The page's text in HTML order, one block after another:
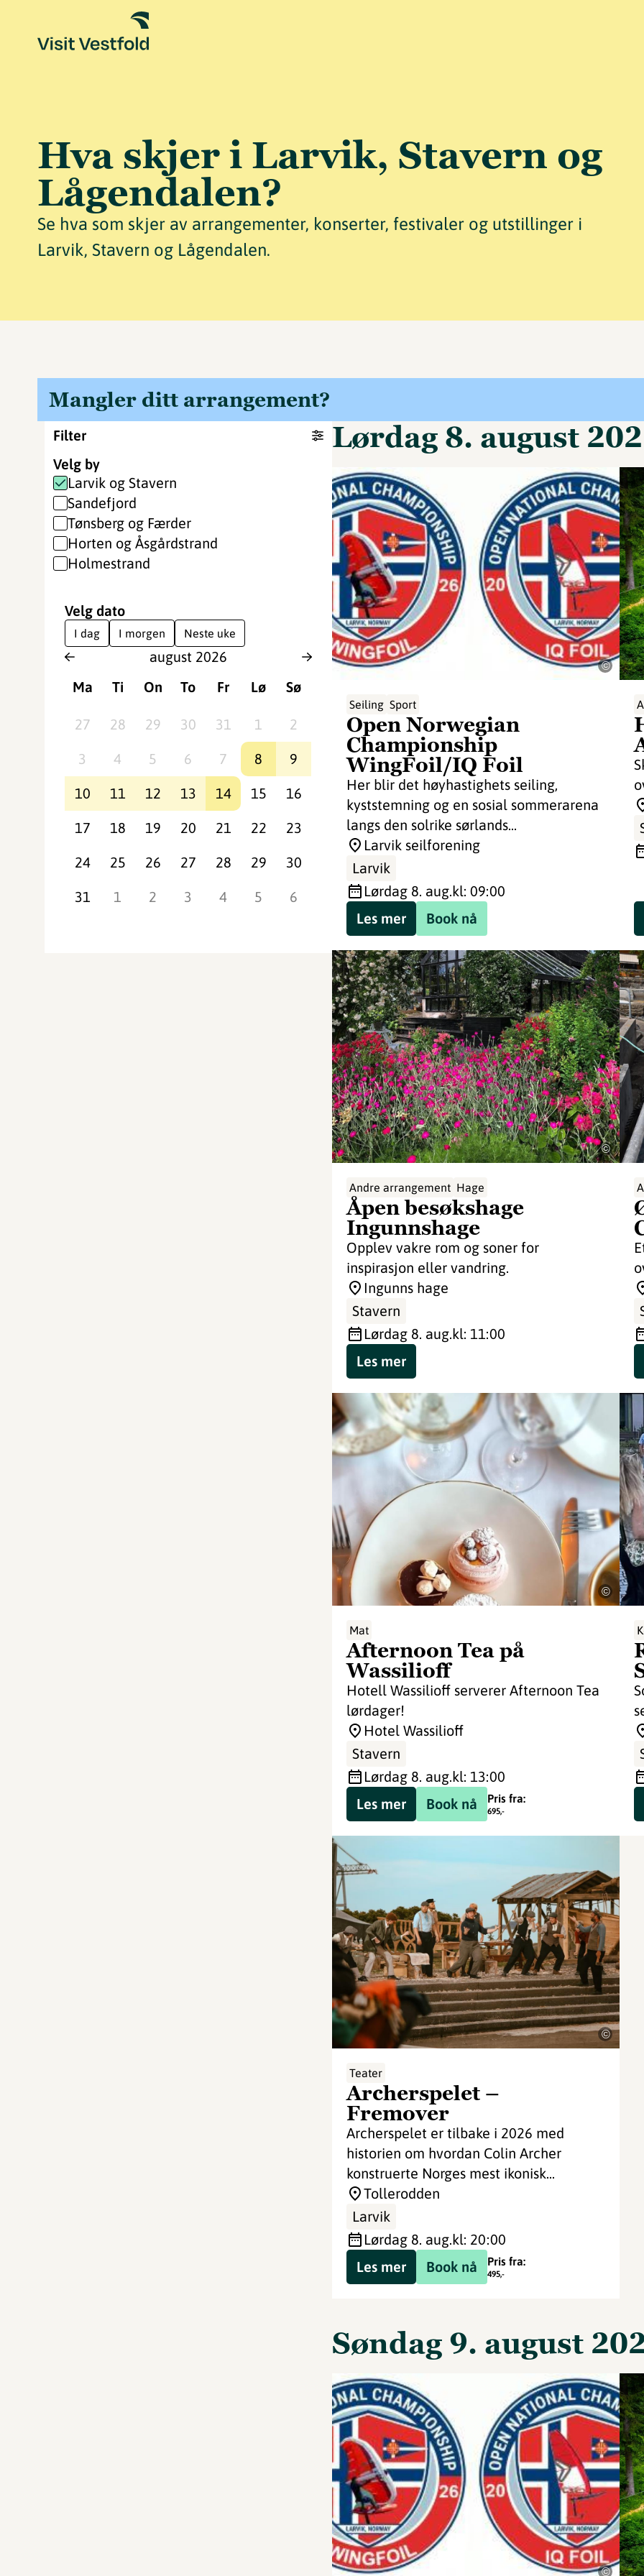
Hva skjer i Larvik, Stavern og
Lågendalen?
Se hva som skjer av arrangementer, konserter, festivaler og utstillinger i
Larvik, Stavern og Lågendalen.
Mangler ditt arrangement?
Filter
Velg by
Larvik og Stavern
Sandefjord
Tønsberg og Færder
Horten og Åsgårdstrand
Holmestrand
Velg dato
I dag I morgen Neste uke
august 2026
Ma
Ti On To Fr Lø Sø
27 28 29 30 31 1 2
3 4 5 6 7 8 9
10 11 12 13 14 15 16
17 18 19 20 21 22 23
24 25 26 27 28 29 30
31 1 2 3 4 5 6
lørdag 8. august
©
Seiling Sport
Open Norwegian
Championship
WingFoil/IQ Foil
Her blir det høyhastighets seiling,
kyststemning og en sosial sommerarena
langs den solrike sørlands...
Larvik seilforening
Larvik
lørdag 8. aug.kl: 09:00
Book nå
Les mer
©
Andre arrangement Hage
Åpen besøkshage
Ingunnshage
Opplev vakre rom og soner for
inspirasjon eller vandring.
Ingunns hage
Stavern
lørdag 8. aug.kl: 11:00
Les mer
©
Mat
Afternoon Tea på
Wassilioff
Hotell Wassilioff serverer Afternoon Tea
lørdager!
Hotel Wassilioff
Stavern
lørdag 8. aug.kl: 13:00
Book nå
Pris fra:
695,-
Les mer
©
Teater
Archerspelet –
Fremover
Archerspelet er tilbake i 2026 med
historien om hvordan Colin Archer
konstruerte Norges mest ikonisk...
Tollerodden
Larvik
lørdag 8. aug.kl: 20:00
Book nå
Pris fra:
495,-
Les mer
søndag 9. august
©